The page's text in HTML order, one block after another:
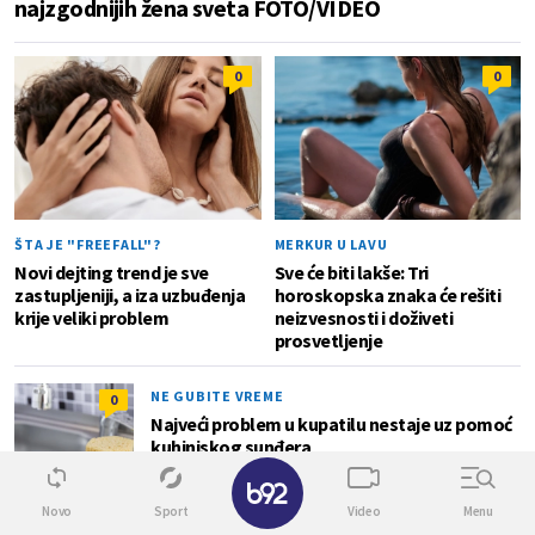
najzgodnijih žena sveta FOTO/VIDEO
0
ŠTA JE "FREEFALL"?
Novi dejting trend je sve
zastupljeniji, a iza uzbuđenja
krije veliki problem
0
MERKUR U LAVU
Sve će biti lakše: Tri
horoskopska znaka će rešiti
neizvesnosti i doživeti
prosvetljenje
0 NE GUBITE VREME
Najveći problem u kupatilu nestaje uz pomoć
kuhinjskog sunđera
Novo Sport Video Menu
✕